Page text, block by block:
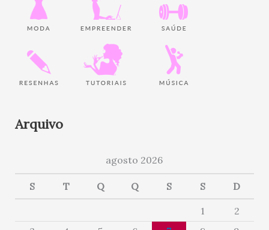
Arquivo
agosto 2026
S T Q Q S S D
1
2